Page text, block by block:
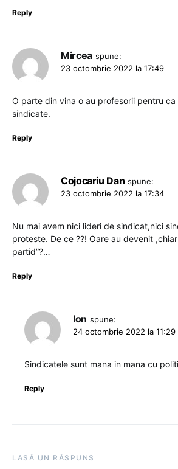
Reply
Mircea spune:
23 octombrie 2022 la 17:49
O parte din vina o au profesorii pentru
sindicate.
Reply
Cojocariu Dan spune:
23 octombrie 2022 la 17:34
Nu mai avem nici lideri de sindicat,nici
proteste. De ce ??! Oare au devenit
partid”?…
Reply
Ion spune:
24 octombrie 2022 la 11:29
Sindicatele sunt mana in mana cu
Reply
LASĂ UN RĂSPUNS